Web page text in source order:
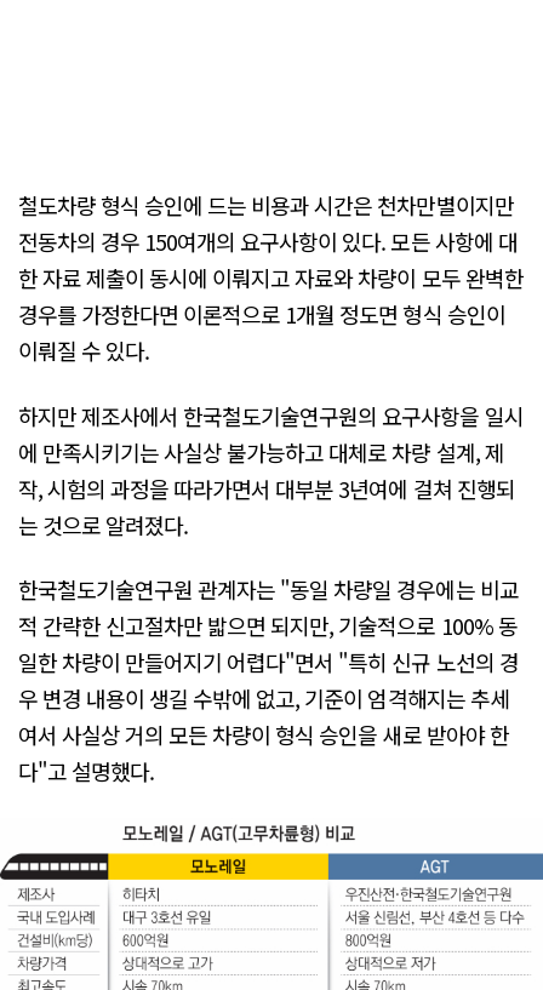
철도차량 형식 승인에 드는 비용과 시간은 천차만별이지만
전동차의 경우 150여개의 요구사항이 있다. 모든 사항에 대
한 자료 제출이 동시에 이뤄지고 자료와 차량이 모두 완벽한
경우를 가정한다면 이론적으로 1개월 정도면 형식 승인이
이뤄질 수 있다.
하지만 제조사에서 한국철도기술연구원의 요구사항을 일시
에 만족시키기는 사실상 불가능하고 대체로 차량 설계, 제
작, 시험의 과정을 따라가면서 대부분 3년여에 걸쳐 진행되
는 것으로 알려졌다.
한국철도기술연구원 관계자는 "동일 차량일 경우에는 비교
적 간략한 신고절차만 밟으면 되지만, 기술적으로 100% 동
일한 차량이 만들어지기 어렵다"면서 "특히 신규 노선의 경
우 변경 내용이 생길 수밖에 없고, 기준이 엄격해지는 추세
여서 사실상 거의 모든 차량이 형식 승인을 새로 받아야 한
다"고 설명했다.